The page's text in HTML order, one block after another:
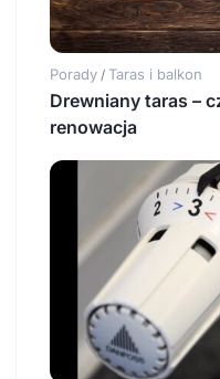
Porady / Taras i balkon
Drewniany taras –
renowacja